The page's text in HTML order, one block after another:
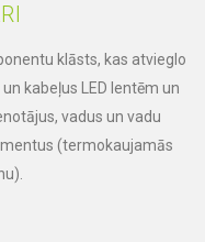
klāsts, kas atvieglo
kabeļus LED lentēm un
vadus un vadu
(termokaujamās